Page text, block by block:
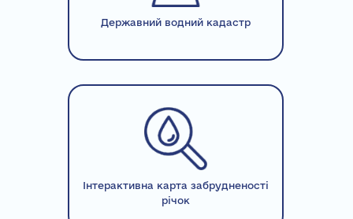
Державний водний кадастр
Інтерактивна карта забрудненості
річок